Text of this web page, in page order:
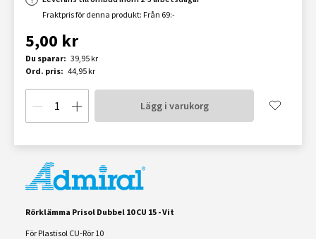
Fraktpris för denna produkt: Från 69:-
5,00 kr
Du sparar: 39,95 kr
Ord. pris: 44,95 kr
Lägg i varukorg
Rörklämma Prisol Dubbel 10 CU 15 - Vit
För Plastisol CU-Rör 10